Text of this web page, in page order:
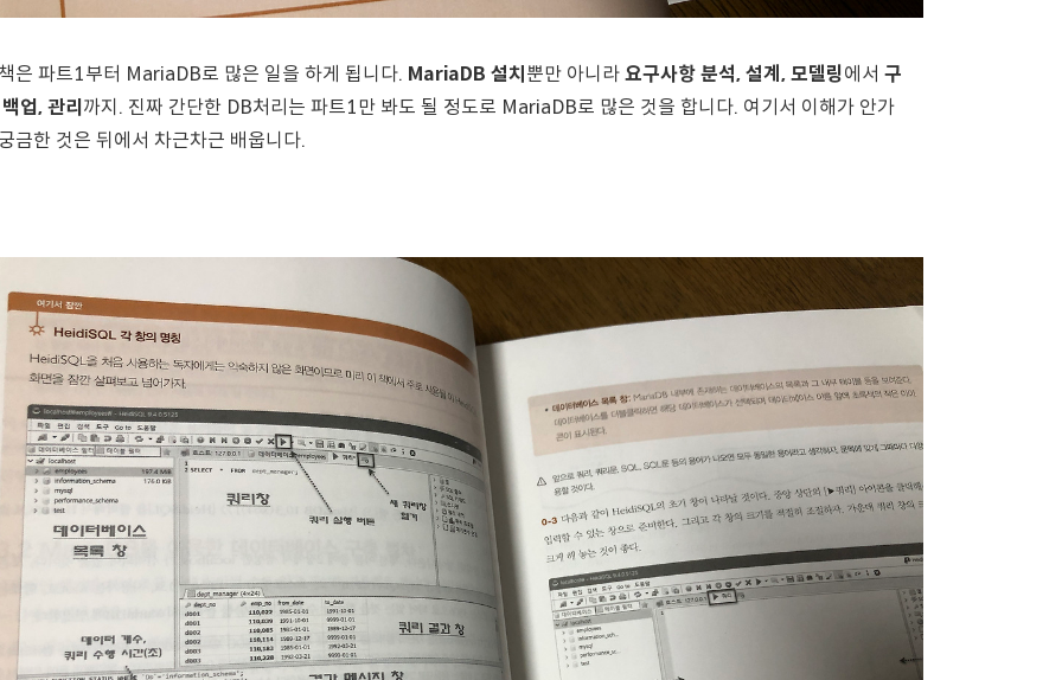
은 파트1부터 MariaDB로 많은 일을 하게 됩니다. MariaDB 설치 뿐만 아니라요구사항 분석, 설계, 모델링에서 구
업, 관리 까지. 진짜 간단한 DB처리는 파트1만 봐도 될 정도로 MariaDB로 많은 것을 합니다. 여기서 이해가 안가
금한 것은 뒤에서 차근차근 배웁니다.